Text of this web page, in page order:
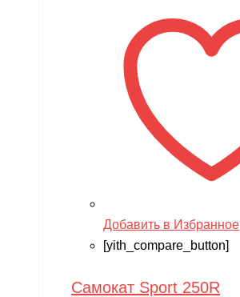
Добавить в Избранное
[yith_compare_button]
Самокат Sport 250R